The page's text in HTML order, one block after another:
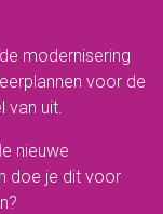
modernisering
voor de
van uit.
nieuwe
doe je dit voor